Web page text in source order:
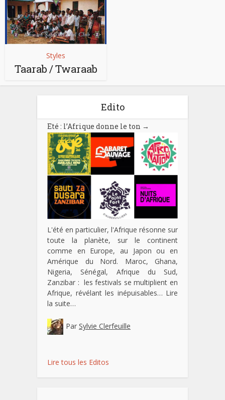
Styles
Taarab / Twaraab
Edito
Eté : l’Afrique donne le ton →
L'été en particulier, l'Afrique résonne sur
toute la planète, sur le continent
comme en Europe, au Japon ou en
Amérique du Nord. Maroc, Ghana,
Nigeria, Sénégal, Afrique du Sud,
Zanzibar : les festivals se multiplient en
Afrique, révélant les inépuisables… Lire
la suite…
Par Sylvie Clerfeuille
Lire tous les Editos